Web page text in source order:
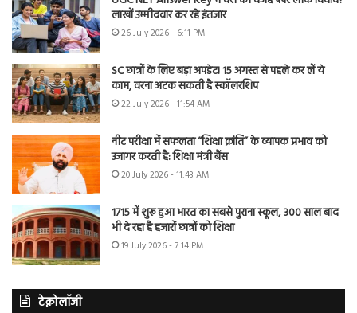
लाखों उम्मीदवार कर रहे इंतजार
26 July 2026 - 6:11 PM
SC छात्रों के लिए बड़ा अपडेट! 15 अगस्त से पहले कर लें ये
काम, वरना अटक सकती है स्कॉलरशिप
22 July 2026 - 11:54 AM
नीट परीक्षा में सफलता “शिक्षा क्रांति” के व्यापक प्रभाव को
उजागर करती है: शिक्षा मंत्री बैंस
20 July 2026 - 11:43 AM
1715 में शुरू हुआ भारत का सबसे पुराना स्कूल, 300 साल बाद
भी दे रहा है हजारों छात्रों को शिक्षा
19 July 2026 - 7:14 PM
टेक्नोलॉजी